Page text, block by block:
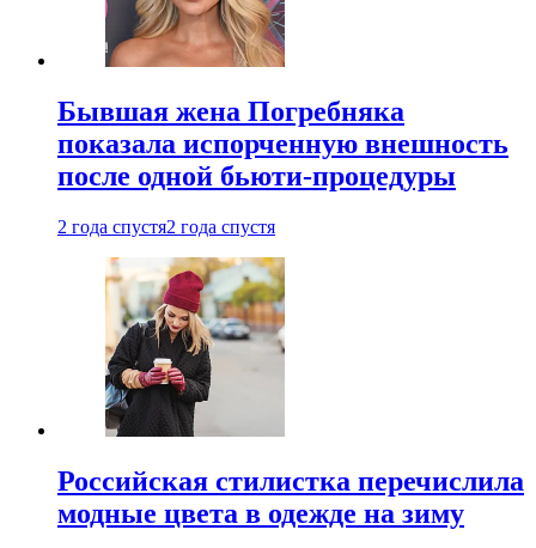
Бывшая жена Погребняка
показала испорченную внешность
после одной бьюти-процедуры
2 года спустя2 года спустя
Российская стилистка перечислила
модные цвета в одежде на зиму